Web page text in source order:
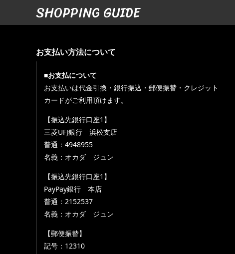
SHOPPING GUIDE
お支払い方法について
■お支払について
お支払いは代金引換・銀行振込・郵便振替・クレジット
カードがご利用頂けます。
【振込先銀行口座1】
三菱UFJ銀行 浜松支店
普通：4948955
名義：オカダ ジュン
【振込先銀行口座1】
PayPay銀行 本店
普通：2152537
名義：オカダ ジュン
【郵便振替】
記号：12310